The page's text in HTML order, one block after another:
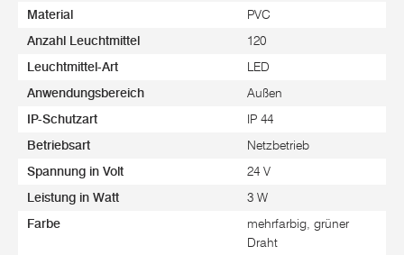
Material PVC
Anzahl Leuchtmittel 120
Leuchtmittel-Art LED
Anwendungsbereich Außen
IP-Schutzart IP 44
Betriebsart Netzbetrieb
Spannung in Volt 24 V
Leistung in Watt 3 W
Farbe
mehrfarbig, grüner
Draht